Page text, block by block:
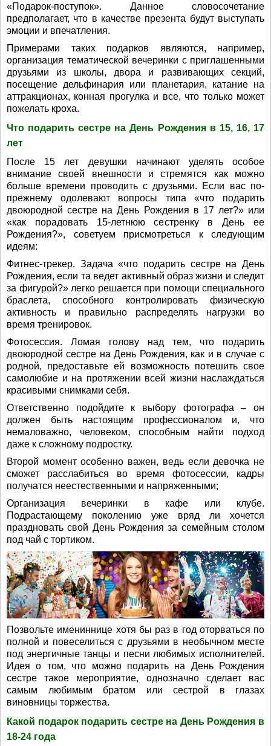
«Подарок-поступок». Данное словосочетание
предполагает, что в качестве презента будут выступать
эмоции и впечатления.
Примерами таких подарков являются, например,
организация тематической вечеринки с приглашенными
друзьями из школы, двора и развивающих секций,
посещение дельфинария или планетария, катание на
аттракционах, конная прогулка и все, что только может
пожелать кроха.
Что подарить сестре на День Рождения в 15, 16, 17
лет
После 15 лет девушки начинают уделять особое
внимание своей внешности и стремятся как можно
больше времени проводить с друзьями. Если вас по-
прежнему одолевают вопросы типа «что подарить
двоюродной сестре на День Рождения в 17 лет?» или
«как порадовать 15-летнюю сестренку в День ее
Рождения?», советуем присмотреться к следующим
идеям:
Фитнес-трекер. Задача «что подарить сестре на День
Рождения, если та ведет активный образ жизни и следит
за фигурой?» легко решается при помощи специального
браслета, способного контролировать физическую
активность и правильно распределять нагрузки во
время тренировок.
Фотосессия. Ломая голову над тем, что подарить
двоюродной сестре на День Рождения, как и в случае с
родной, предоставьте ей возможность потешить свое
самолюбие и на протяжении всей жизни наслаждаться
красивыми снимками себя.
Ответственно подойдите к выбору фотографа – он
должен быть настоящим профессионалом и, что
немаловажно, человеком, способным найти подход
даже к сложному подростку.
Второй момент особенно важен, ведь если девочка не
сможет расслабиться во время фотосессии, кадры
получатся неестественными и напряженными;
Организация вечеринки в кафе или клубе.
Подрастающему поколению уже вряд ли хочется
праздновать свой День Рождения за семейным столом
под чай с тортиком.
Позвольте имениннице хотя бы раз в год оторваться по
полной и повеселиться с друзьями в необычном месте
под энергичные танцы и песни любимых исполнителей.
Идея о том, что можно подарить на День Рождения
сестре такое мероприятие, однозначно сделает вас
самым любимым братом или сестрой в глазах
виновницы торжества.
Какой подарок подарить сестре на День Рождения в
18-24 года